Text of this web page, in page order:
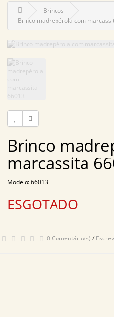
Brincos
Brinco madrepérola com
Brinco
marcassita
Modelo: 66013
ESGOTADO
0 Comentário(s) /